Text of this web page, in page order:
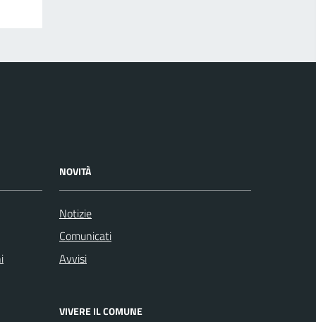
NOVITÀ
Notizie
Comunicati
Avvisi
VIVERE IL COMUNE